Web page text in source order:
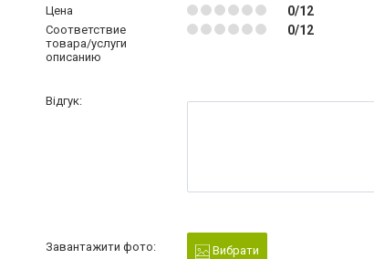
Цена 0/12
Соответствие
товара/услуги
описанию
0/12
Відгук:
Завантажити фото: Вибрати